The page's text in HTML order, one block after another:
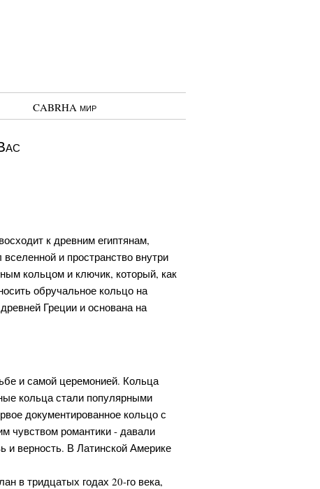
CABRHA мир
к древним египтянам,
и пространство внутри
кольцом и ключик, который, как
обручальное кольцо на
Греции и основана на
и самой церемонией. Кольца
кольца стали популярными
документированное кольцо с
чувством романтики - давали
и верность. В Латинской Америке
в тридцатых годах 20-го века,